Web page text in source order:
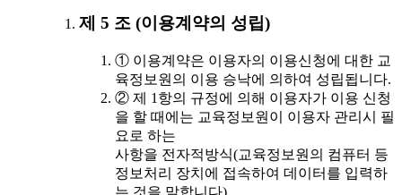
제 5 조 (이용계약의 성립)
① 이용계약은 이용자의 이용신청에 대한 교
육정보원의 이용 승낙에 의하여 성립됩니다.
② 제 1항의 규정에 의해 이용자가 이용 신청
을 할 때에는 교육정보원이 이용자 관리시 필
요로 하는
사항을 전자적방식(교육정보원의 컴퓨터 등
정보처리 장치에 접속하여 데이터를 입력하
는 것을 말합니다)